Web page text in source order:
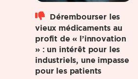
Dérembourser les
vieux médicaments au
profit de « l’innovation
» : un intérêt pour les
industriels, une impasse
pour les patients